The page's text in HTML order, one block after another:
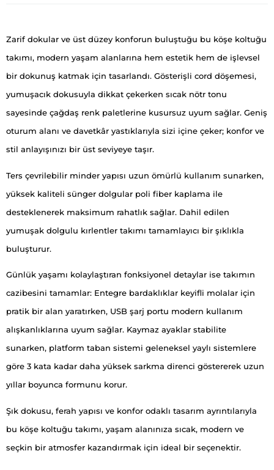
Zarif dokular ve üst düzey konforun buluştuğu bu köşe koltuğu
takımı, modern yaşam alanlarına hem estetik hem de işlevsel
bir dokunuş katmak için tasarlandı. Gösterişli cord döşemesi,
yumuşacık dokusuyla dikkat çekerken sıcak nötr tonu
sayesinde çağdaş renk paletlerine kusursuz uyum sağlar. Geniş
oturum alanı ve davetkâr yastıklarıyla sizi içine çeker; konfor ve
stil anlayışınızı bir üst seviyeye taşır.
Ters çevrilebilir minder yapısı uzun ömürlü kullanım sunarken,
yüksek kaliteli sünger dolgular poli fiber kaplama ile
desteklenerek maksimum rahatlık sağlar. Dahil edilen
yumuşak dolgulu kırlentler takımı tamamlayıcı bir şıklıkla
buluşturur.
Günlük yaşamı kolaylaştıran fonksiyonel detaylar ise takımın
cazibesini tamamlar: Entegre bardaklıklar keyifli molalar için
pratik bir alan yaratırken, USB şarj portu modern kullanım
alışkanlıklarına uyum sağlar. Kaymaz ayaklar stabilite
sunarken, platform taban sistemi geleneksel yaylı sistemlere
göre 3 kata kadar daha yüksek sarkma direnci göstererek uzun
yıllar boyunca formunu korur.
Şık dokusu, ferah yapısı ve konfor odaklı tasarım ayrıntılarıyla
bu köşe koltuğu takımı, yaşam alanınıza sıcak, modern ve
seçkin bir atmosfer kazandırmak için ideal bir seçenektir.